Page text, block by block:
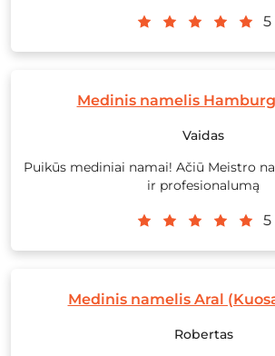
5
Medinis namelis Hamburg
Vaidas
Puikūs mediniai namai! Ačiū Meistro
ir profesionalumą
5
Medinis namelis Aral
Robertas